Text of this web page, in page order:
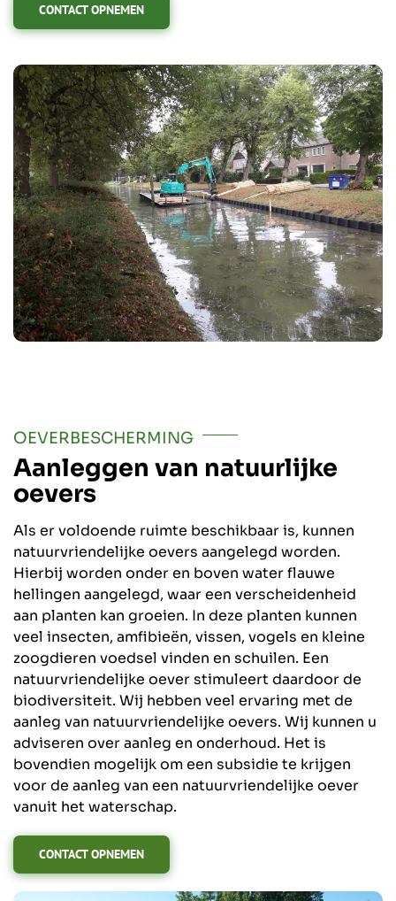
CONTACT OPNEMEN
OEVERBESCHERMING
Aanleggen van natuurlijke
oevers
Als er voldoende ruimte beschikbaar is, kunnen
natuurvriendelijke oevers aangelegd worden.
Hierbij worden onder en boven water flauwe
hellingen aangelegd, waar een verscheidenheid
aan planten kan groeien. In deze planten kunnen
veel insecten, amfibieën, vissen, vogels en kleine
zoogdieren voedsel vinden en schuilen. Een
natuurvriendelijke oever stimuleert daardoor de
biodiversiteit. Wij hebben veel ervaring met de
aanleg van natuurvriendelijke oevers. Wij kunnen u
adviseren over aanleg en onderhoud. Het is
bovendien mogelijk om een subsidie te krijgen
voor de aanleg van een natuurvriendelijke oever
vanuit het waterschap.
CONTACT OPNEMEN